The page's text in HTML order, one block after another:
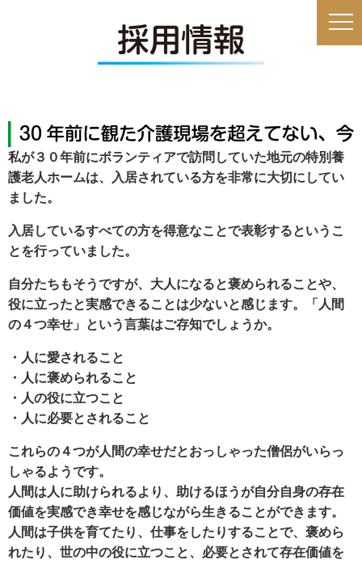
私が３０年前にボランティアで訪問していた地元の特別養
護老人ホームは、入居されている方を非常に大切にしてい
ました。
入居しているすべての方を得意なことで表彰するというこ
とを行っていました。
自分たちもそうですが、大人になると褒められることや、
役に立ったと実感できることは少ないと感じます。「人間
の４つ幸せ」という言葉はご存知でしょうか。
・人に愛されること
・人に褒められること
・人の役に立つこと
・人に必要とされること
これらの４つが人間の幸せだとおっしゃった僧侶がいらっ
しゃるようです。
人間は人に助けられるより、助けるほうが自分自身の存在
価値を実感でき幸せを感じながら生きることができます。
人間は子供を育てたり、仕事をしたりすることで、褒めら
れたり、世の中の役に立つこと、必要とされて存在価値を